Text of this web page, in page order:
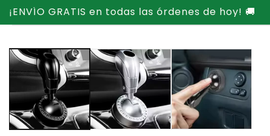
contenido
¡ENVÍO GRATIS en todas las órdenes de hoy! 🚚
producto